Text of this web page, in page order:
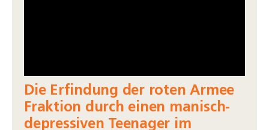
Die Erfindung der roten Armee
Fraktion durch einen manisch-
depressiven Teenager im